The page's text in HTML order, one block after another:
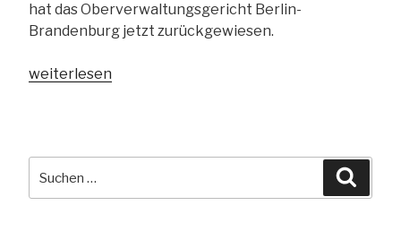
hat das Oberverwaltungsgericht Berlin-
Brandenburg jetzt zurückgewiesen.
„Wann
in
einem
Wohngebiet
weiterlesen
nach: